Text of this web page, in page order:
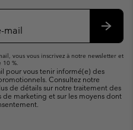
vous vous inscrivez à notre newsletter et
10 %.
pour vous tenir informé(e) des
Consultez notre
de détails sur notre traitement des
de marketing et sur les moyens dont